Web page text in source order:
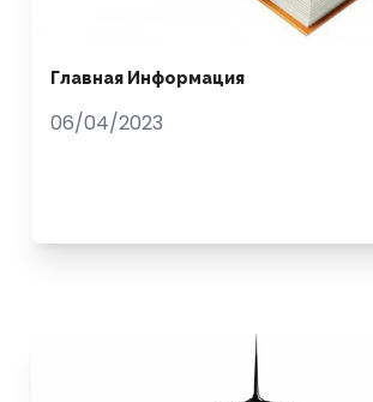
Главная Информация
06/04/2023